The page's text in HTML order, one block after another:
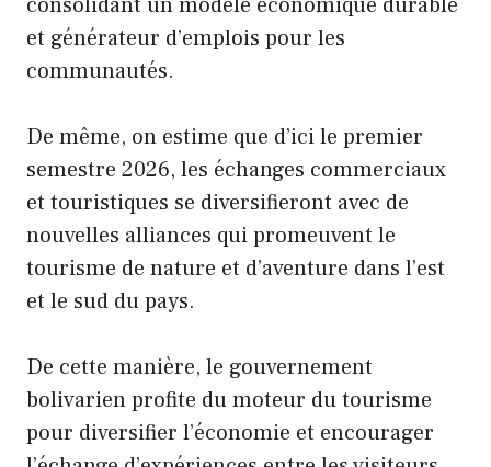
consolidant un modèle économique durable
et générateur d’emplois pour les
communautés.
De même, on estime que d’ici le premier
semestre 2026, les échanges commerciaux
et touristiques se diversifieront avec de
nouvelles alliances qui promeuvent le
tourisme de nature et d’aventure dans l’est
et le sud du pays.
De cette manière, le gouvernement
bolivarien profite du moteur du tourisme
pour diversifier l’économie et encourager